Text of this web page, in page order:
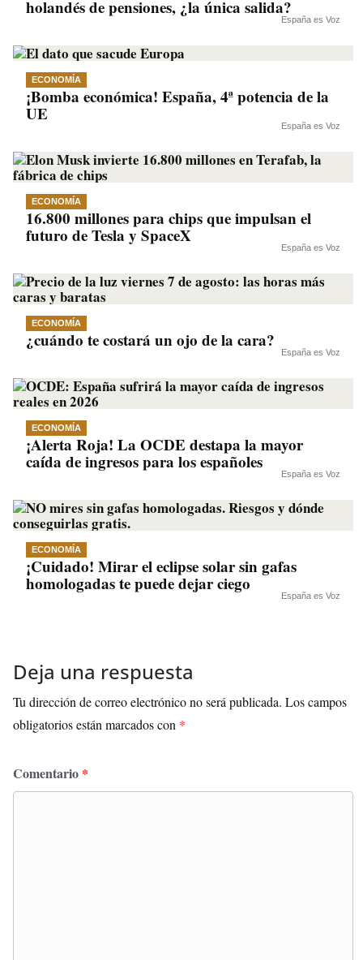
holandés de pensiones, ¿la única salida?
España es Voz
ECONOMÍA
¡Bomba económica! España, 4ª potencia de la
UE
España es Voz
ECONOMÍA
16.800 millones para chips que impulsan el
futuro de Tesla y SpaceX
España es Voz
ECONOMÍA
¿cuándo te costará un ojo de la cara?
España es Voz
ECONOMÍA
¡Alerta Roja! La OCDE destapa la mayor
caída de ingresos para los españoles
España es Voz
ECONOMÍA
¡Cuidado! Mirar el eclipse solar sin gafas
homologadas te puede dejar ciego
España es Voz
Deja una respuesta
Tu dirección de correo electrónico no será publicada. Los campos
obligatorios están marcados con *
Comentario *